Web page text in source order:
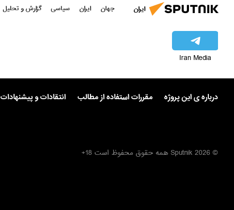
ایران جهان ایران سیاسی گزارش و تحلیل
Iran Media
درباره ی این پروژه مقررات استفاده از مطالب انتقادات و پیشنهادات
© 2026 Sputnik همه حقوق محفوظ است 18+